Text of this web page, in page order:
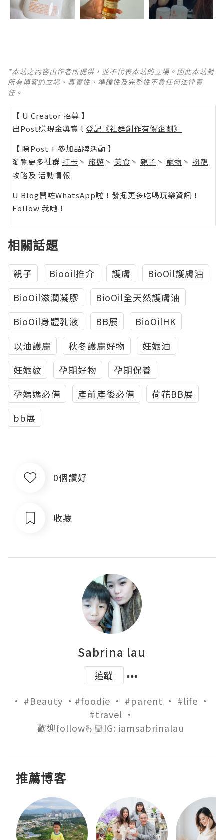
*本站之內容由作者所提供，並不代表本站的立場。因此本站對
所有博客的立場、真實性、準確性及完整性不負任何法律責
任。
【 U Creator 招募 】
出Post賺現金獎賞 l 登記《社群創作有價企劃》
【 睇Post + 參加品牌活動 】
瀏覽更多社群 打卡 丶 旅遊 丶 美食 丶 親子 丶 寵物 丶 扮靚
攻略及 活動情報
U Blog開咗WhatsApp啦！發掘更多吃喝玩樂資訊！
Follow 我哋 ！
相關話題
親子 Biooil推介 護膚
BioOil護膚油
BioOil滋潤凝膠
BioOil全天然護膚油
BioOil身體乳液
BB展
BioOilHK
以油護膚
秋冬護膚好物
妊娠油
妊娠紋
孕期好物
孕期保養
孕媽媽必備
產前產後必備
荷花BB展
bb展
0個讚好
收藏
Sabrina lau
追蹤
• #Beauty •#foodie • #parent • #life •
#travel •
歡迎follow🫰🏼IG: iamsabrinalau
推薦博客